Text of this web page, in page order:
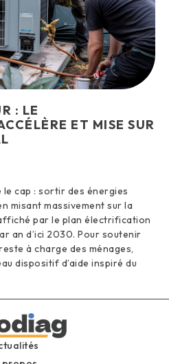
: LE
ET MISE SUR
cap : sortir des énergies
misant massivement sur la
par le plan électrification
an d’ici 2030. Pour soutenir
à charge des ménages,
dispositif d’aide inspiré du